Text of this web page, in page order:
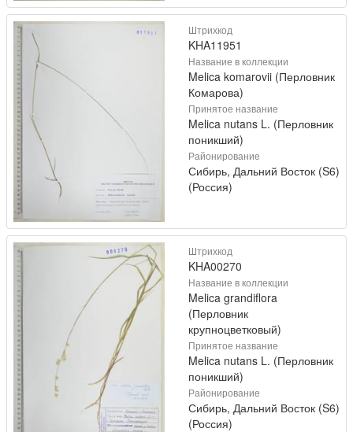
Штрихкод
KHA11951
Название в коллекции
Melica komarovii (Перловник
Комарова)
Принятое название
Melica nutans L. (Перловник
поникший)
Районирование
Сибирь, Дальний Восток (S6)
(Россия)
Штрихкод
KHA00270
Название в коллекции
Melica grandiflora
(Перловник
крупноцветковый)
Принятое название
Melica nutans L. (Перловник
поникший)
Районирование
Сибирь, Дальний Восток (S6)
(Россия)